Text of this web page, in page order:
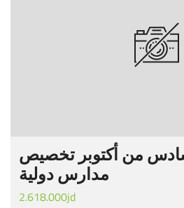
من أكتوبر تخصيص
مدارس دولية
2.618.000jd